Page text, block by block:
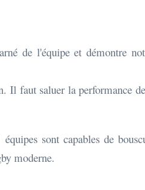
de l'équipe et démontre
faut saluer la performance
sont capables de
moderne.